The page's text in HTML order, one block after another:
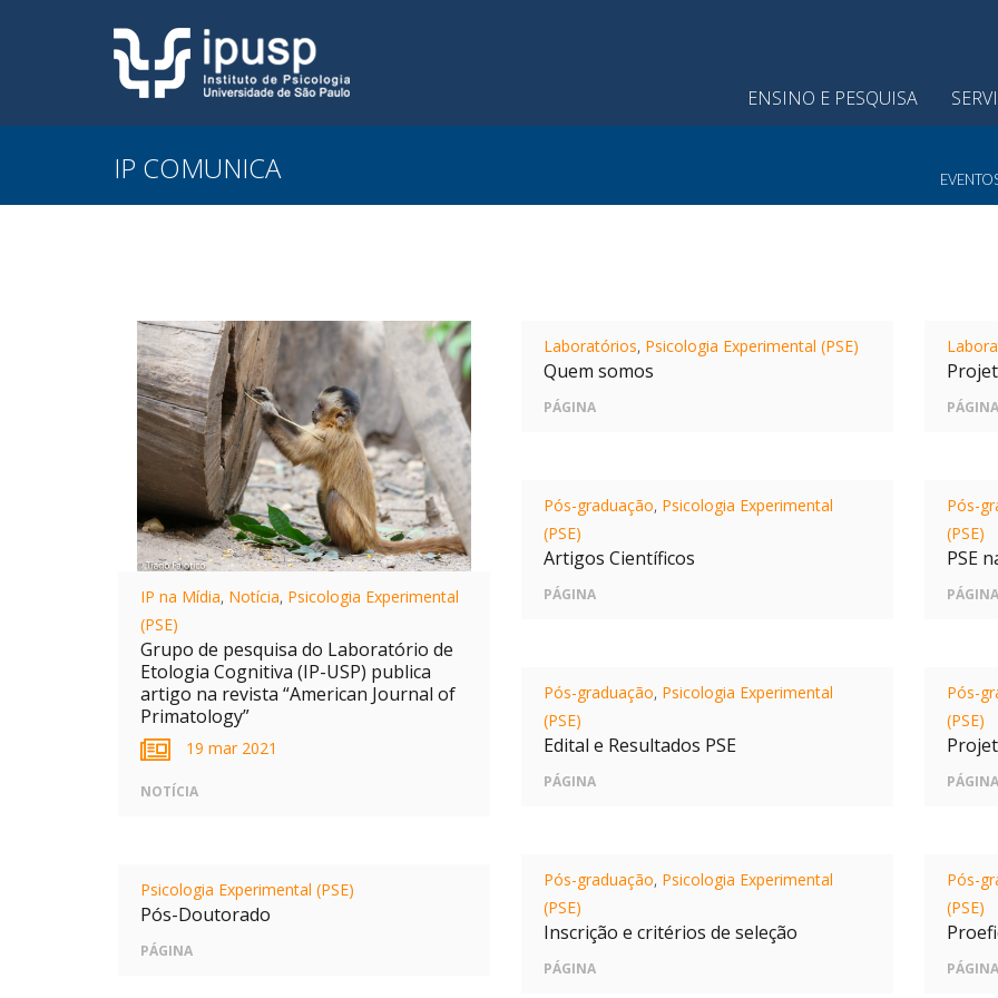
ENSINO E PESQUISA
IP COMUNICA
IP na Mídia, Notícia, Psicologia Experimental
(PSE)
Grupo de pesquisa do Laboratório de
Etologia Cognitiva (IP-USP) publica
artigo na revista “American Journal of
Primatology”
19 mar 2021
NOTÍCIA
Laboratórios, Psicologia Experimental (PSE)
Quem somos
PÁGINA PÁGINA
Pós-graduação, Psicologia Experimental
(PSE)
Artigos Científicos
PÁGINA
Pós-
(PSE)
PSE
PÁGINA
Pós-graduação, Psicologia Experimental
(PSE)
Edital e Resultados PSE
PÁGINA
Pós-
(PSE)
PÁGINA
Pós-graduação, Psicologia Experimental
(PSE)
Inscrição e critérios de seleção
PÁGINA
Pós-
(PSE)
PÁGINA
Psicologia Experimental (PSE)
Pós-Doutorado
PÁGINA